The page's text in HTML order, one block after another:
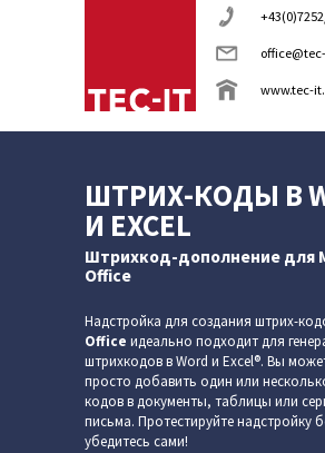
www.tec-
ШТРИХ-КОДЫ В
И EXCEL
Штрихкод-дополнение для
Office
Надстройка для создания штрих-
Office идеально под­хо­дит для
штрихкодов в Word и Excel®. Вы
просто добавить один или
кодов в документы, таблицы или
письма. Протестируйте над­строй­ку
убедитесь сами!